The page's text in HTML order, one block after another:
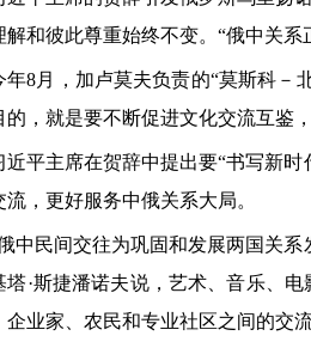
解和彼此尊重始终不变。“俄中关系
年8月，加卢莫夫负责的“莫斯科－
的，就是要不断促进文化交流互鉴
近平主席在贺辞中提出要“书写新
流，更好服务中俄关系大局。
中民间交往为巩固和发展两国关
塔·斯捷潘诺夫说，艺术、音乐、
企业家、农民和专业社区之间的交